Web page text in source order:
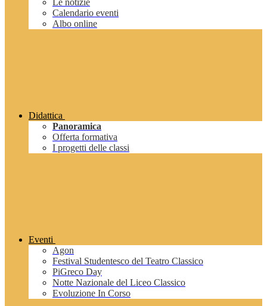
Le notizie
Calendario eventi
Albo online
Didattica
Panoramica
Offerta formativa
I progetti delle classi
Eventi
Agon
Festival Studentesco del Teatro Classico
PiGreco Day
Notte Nazionale del Liceo Classico
Evoluzione In Corso